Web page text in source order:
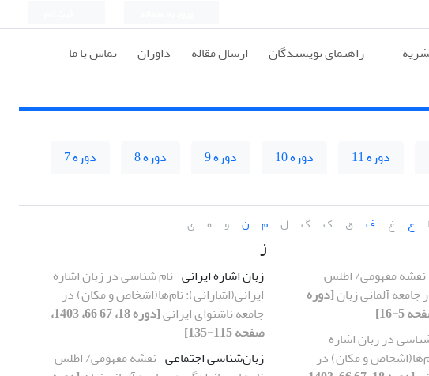
راهنمای نویسندگان ارسال مقاله داوران تماس با ما
دوره 11 دوره 10 دوره 9 دوره 8
دوره 7
ع غ ف ق ک گ ل م ن و ه ی
نقشه مفهومی/ اطلس
آلمانی زبان[دوره
در زبان اشاره
و مکان) در
ز
زبان اشاره ایرانی نام ­شناسی در زبان اشاره
ایرانی(اشارانی): نام‌ها(اشخاص و مکان) در
جامعه ناشنوای ایرانی
[دوره 18، 67 66، 1403،
صفحه 115-135]
زبان‌شناسی اجتماعی نقشه مفهومی/ اطلس